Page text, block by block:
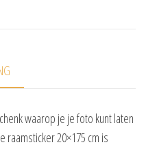
waarop je je foto kunt laten
raamsticker 20×175 cm is